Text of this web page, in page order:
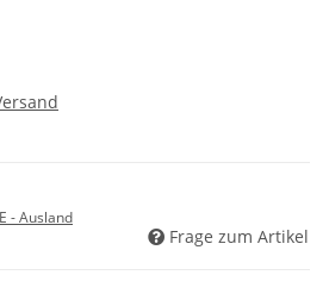
- Ausland
Frage zum Artikel